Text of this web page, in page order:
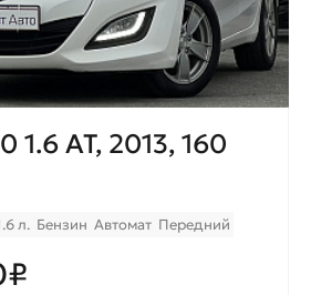
1.6 AT, 2013, 160
л. Бензин Автомат Передний